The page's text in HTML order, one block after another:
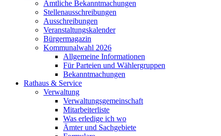
Amtliche Bekanntmachungen
Stellenausschreibungen
Ausschreibungen
Veranstaltungskalender
Bürgermagazin
Kommunalwahl 2026
Allgemeine Informationen
Für Parteien und Wählergruppen
Bekanntmachungen
Rathaus & Service
Verwaltung
Verwaltungsgemeinschaft
Mitarbeiterliste
Was erledige ich wo
Ämter und Sachgebiete